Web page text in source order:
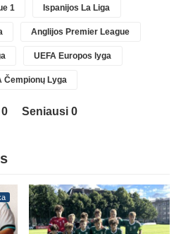
1 Ispanijos La Liga
Anglijos Premier League
UEFA Europos lyga
Čempionų Lyga
Seniausi 0